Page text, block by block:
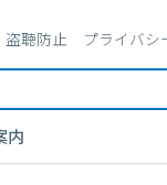
盗聴防止 プライバシ
内